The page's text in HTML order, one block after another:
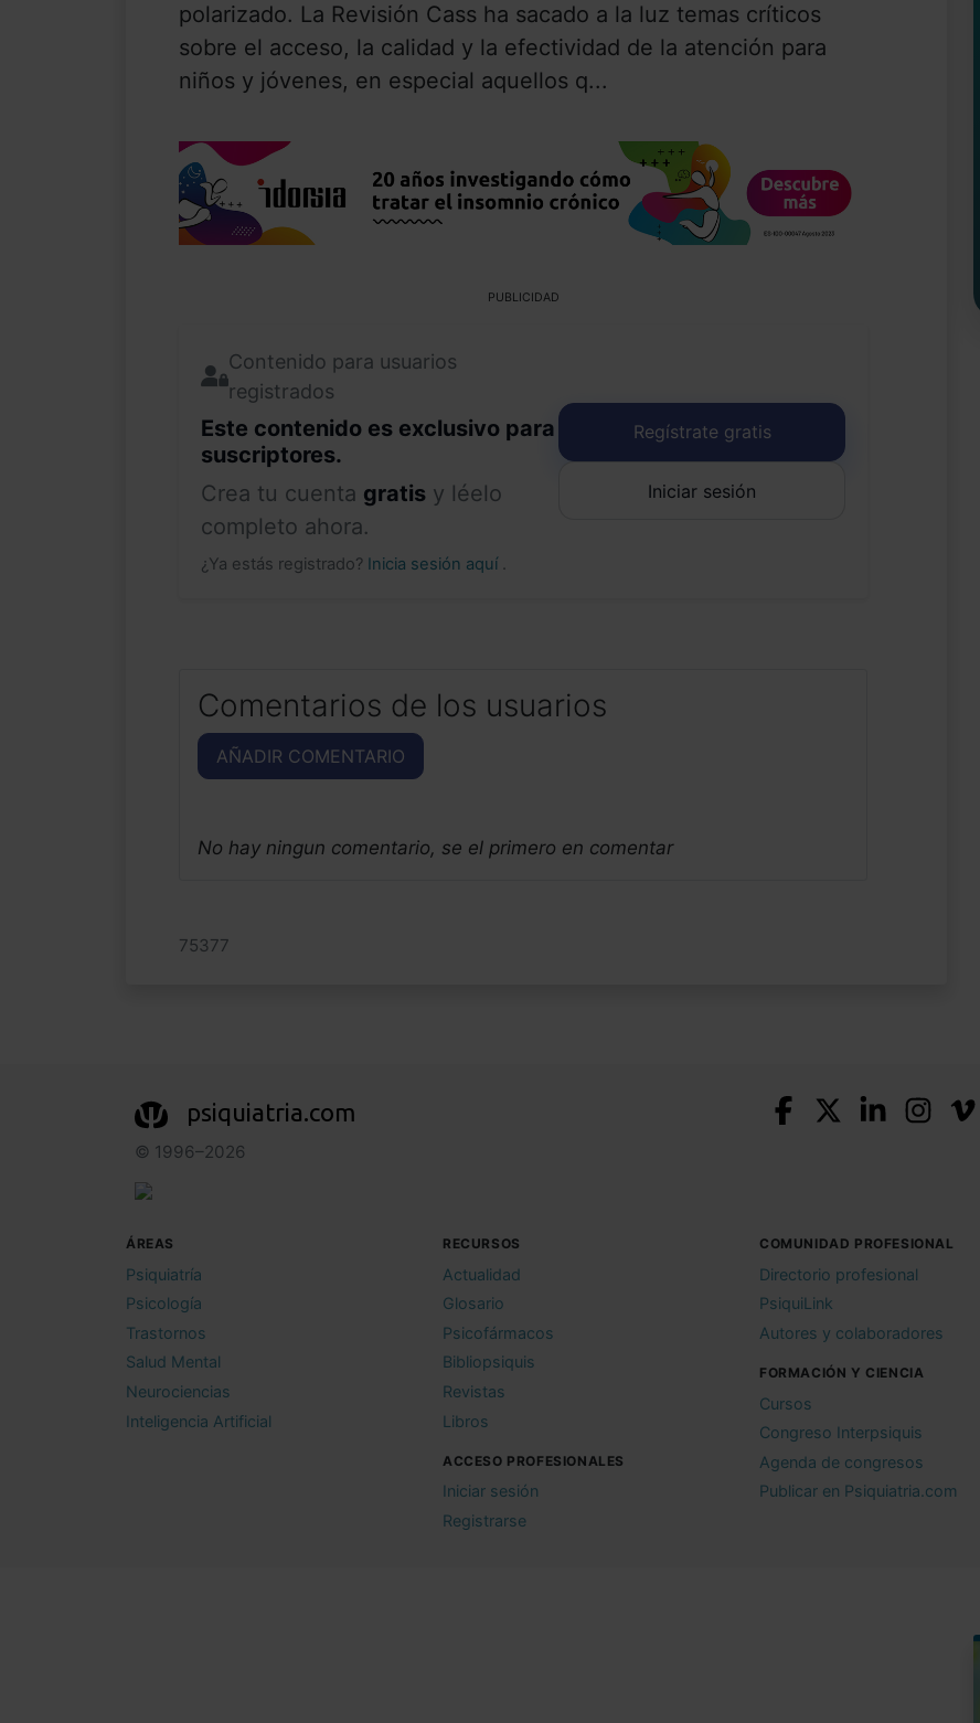
polarizado. La Revisión Cass ha sacado a la luz temas críticos
sobre el acceso, la calidad y la efectividad de la atención para
niños y jóvenes, en especial aquellos q...
PUBLICIDAD
Contenido para usuarios
registrados
Este contenido es exclusivo para
suscriptores.
Crea tu cuenta gratis y léelo
completo ahora.
¿Ya estás registrado? Inicia sesión aquí .
Regístrate gratis
Iniciar sesión
Comentarios de los usuarios
AÑADIR COMENTARIO
No hay ningun comentario, se el primero en comentar
75377
psiquiatria.com
© 1996–2026
ÁREAS
Psiquiatría
Psicología
Trastornos
Salud Mental
Neurociencias
Inteligencia Artificial
RECURSOS
Actualidad
Glosario
Psicofármacos
Bibliopsiquis
Revistas
Libros
ACCESO PROFESIONALES
Iniciar sesión
Registrarse
COMUNIDAD PROFESIONAL
Directorio profesional
PsiquiLink
Autores y colaboradores
FORMACIÓN Y CIENCIA
Cursos
Congreso Interpsiquis
Agenda de congresos
Publicar en Psiquiatria.com